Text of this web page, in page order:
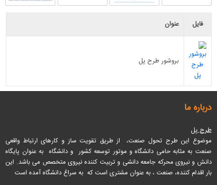
فایل عنوان
بروشور طرح پل
درباره ما
طرح پل
موضوع این طرح تحول صنعت، از طریق تقویت ساز و کارهای ارتباط واقعی
صنعت به مثابه حامی دانشگاه و موتور توسعه کشور و دانشگاه به عنوان پایگاه
دانش و نیروی محرکه جامعه دانشی و تربیت کننده نیروی متخصص می باشد. این
بار اقدام کننده، صنعت ، به عنوان مشتری است که به سراغ دانشگاه آمده است